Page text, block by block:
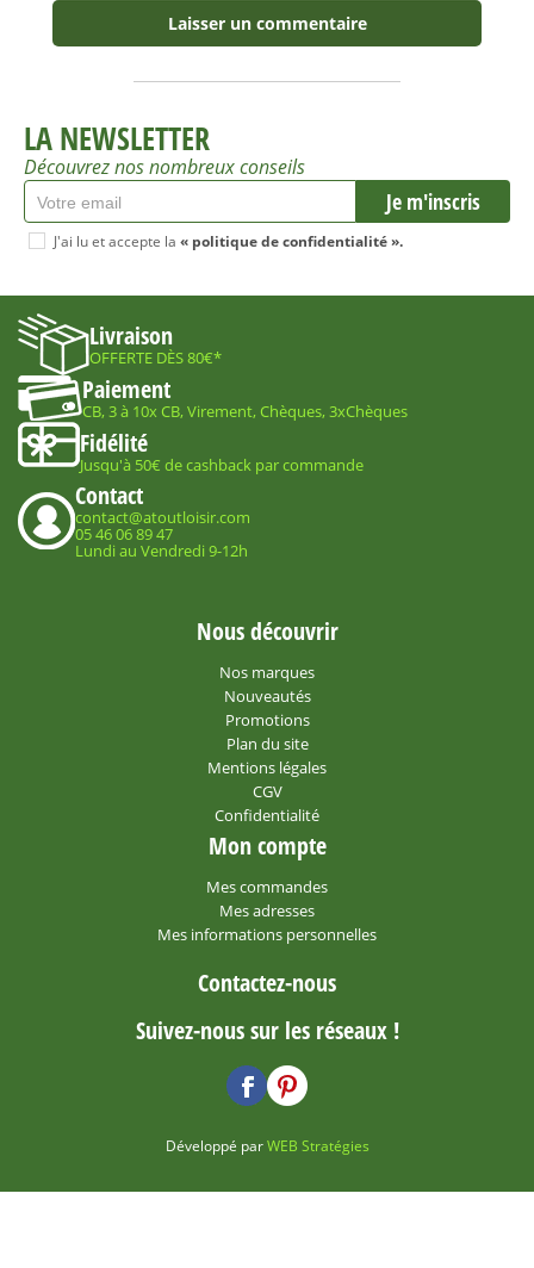
LA NEWSLETTER
Découvrez nos nombreux conseils
J'ai lu et accepte la « politique de confidentialité ».
Livraison
OFFERTE DÈS 80€*
Paiement
CB, 3 à 10x CB, Virement, Chèques, 3xChèques
Fidélité
Jusqu'à 50€ de cashback par commande
Contact
contact@atoutloisir.com
05 46 06 89 47
Lundi au Vendredi 9-12h
Nous découvrir
Nos marques
Nouveautés
Promotions
Plan du site
Mentions légales
CGV
Confidentialité
Mon compte
Mes commandes
Mes adresses
Mes informations personnelles
Contactez-nous
Suivez-nous sur les réseaux !
Développé parWEB Stratégies